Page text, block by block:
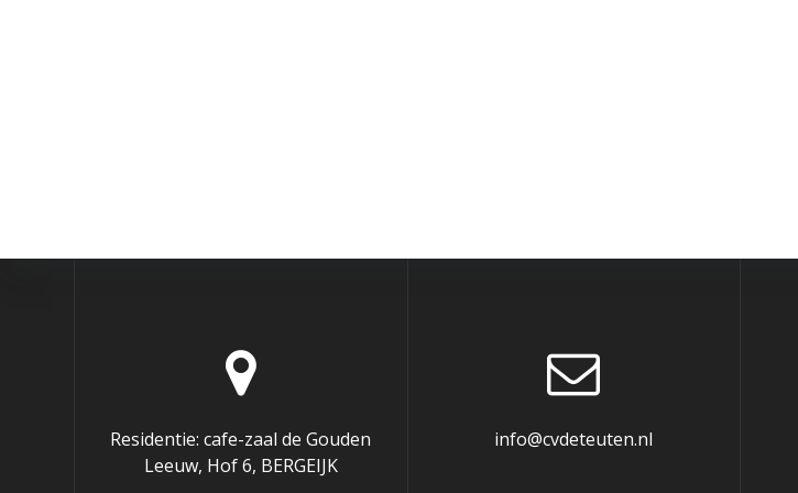
Residentie: cafe-zaal de Gouden
Leeuw, Hof 6, BERGEIJK
info@cvdeteuten.nl